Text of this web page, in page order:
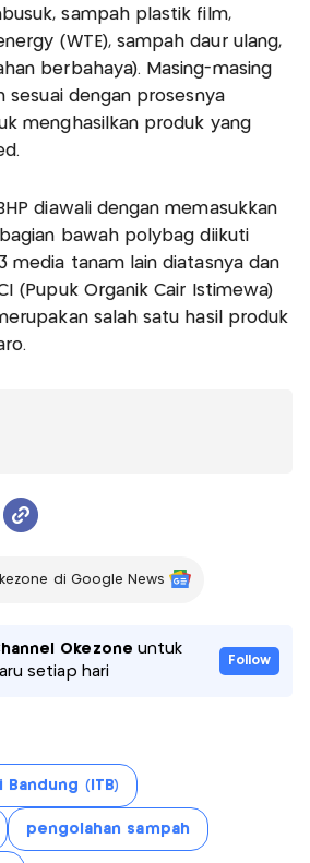
sampah plastik film,
(WTE), sampah daur ulang,
berbahaya). Masing-masing
sesuai dengan prosesnya
menghasilkan produk yang
diawali dengan memasukkan
bawah polybag diikuti
media tanam lain diatasnya dan
(Pupuk Organik Cair Istimewa)
salah satu hasil produk
di Google News
Okezone untuk
setiap hari
Follow
(ITB)
pengolahan sampah